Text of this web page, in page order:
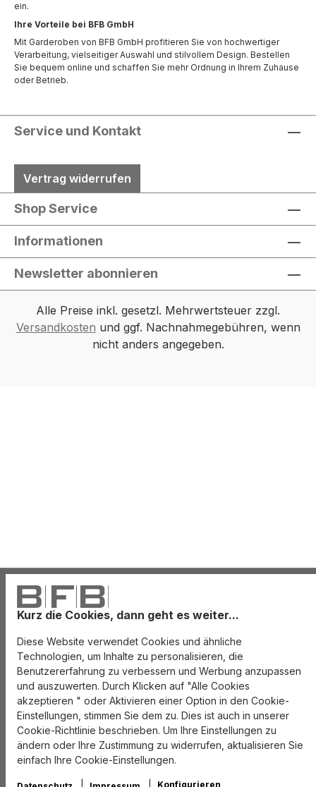
Kurz die Cookies, dann geht es weiter...
Diese Website verwendet Cookies und ähnliche
Technologien, um Inhalte zu personalisieren, die
Benutzererfahrung zu verbessern und Werbung anzupassen
und auszuwerten. Durch Klicken auf "Alle Cookies
akzeptieren " oder Aktivieren einer Option in den Cookie-
Einstellungen, stimmen Sie dem zu. Dies ist auch in unserer
Cookie-Richtlinie beschrieben. Um Ihre Einstellungen zu
ändern oder Ihre Zustimmung zu widerrufen, aktualisieren Sie
einfach Ihre Cookie-Einstellungen.
Konfigurieren
ein.
Ihre Vorteile bei BFB GmbH
Mit Garderoben von BFB GmbH profitieren Sie von hochwertiger
Verarbeitung, vielseitiger Auswahl und stilvollem Design. Bestellen
Sie bequem online und schaffen Sie mehr Ordnung in Ihrem Zuhause
oder Betrieb.
Service und Kontakt
Vertrag widerrufen
Shop Service
Informationen
Newsletter abonnieren
Alle Preise inkl. gesetzl. Mehrwertsteuer zzgl.
Versandkosten und ggf. Nachnahmegebühren, wenn
nicht anders angegeben.